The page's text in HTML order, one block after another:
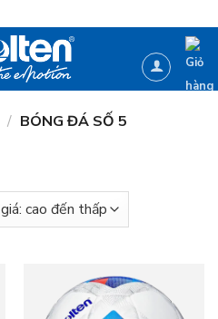
/ BÓNG ĐÁ SỐ 5